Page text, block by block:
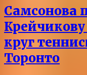
Самсонова
круг
Торонто